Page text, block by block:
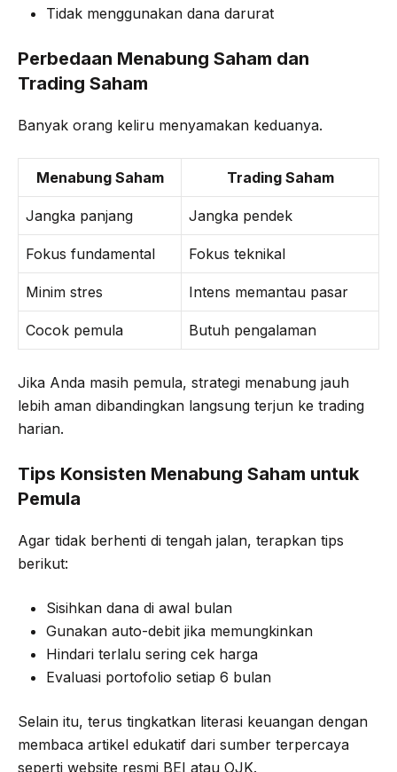
Tidak menggunakan dana darurat
Perbedaan Menabung Saham dan
Trading Saham
Banyak orang keliru menyamakan keduanya.
Menabung Saham Trading Saham
Jangka panjang Jangka pendek
Fokus fundamental Fokus teknikal
Minim stres Intens memantau pasar
Cocok pemula Butuh pengalaman
Jika Anda masih pemula, strategi menabung jauh
lebih aman dibandingkan langsung terjun ke trading
harian.
Tips Konsisten Menabung Saham untuk
Pemula
Agar tidak berhenti di tengah jalan, terapkan tips
berikut:
Sisihkan dana di awal bulan
Gunakan auto-debit jika memungkinkan
Hindari terlalu sering cek harga
Evaluasi portofolio setiap 6 bulan
Selain itu, terus tingkatkan literasi keuangan dengan
membaca artikel edukatif dari sumber terpercaya
seperti website resmi BEI atau OJK.